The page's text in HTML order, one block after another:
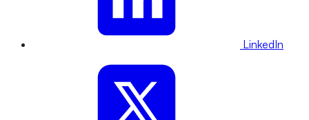
LinkedIn